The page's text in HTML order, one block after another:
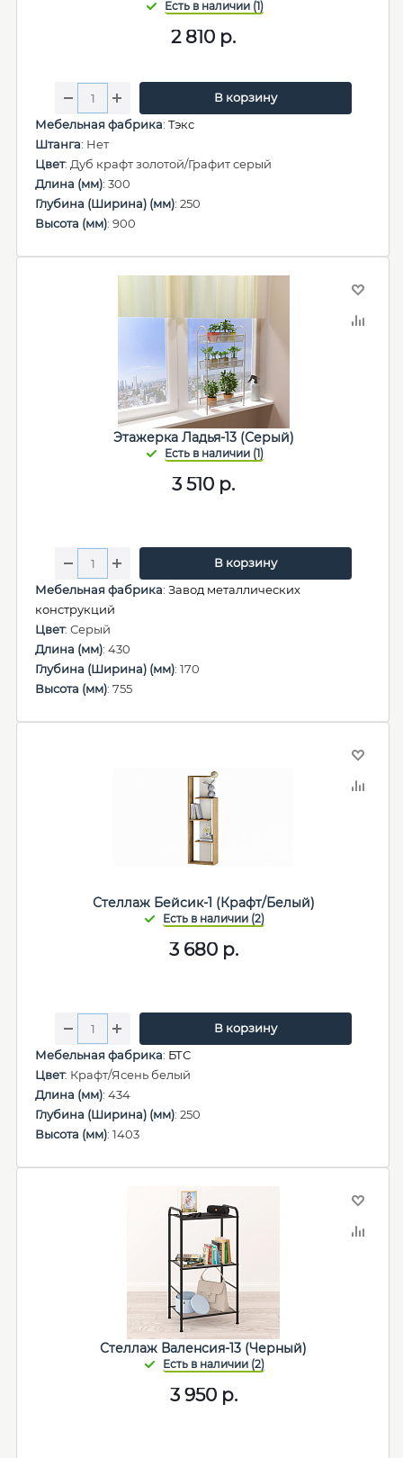
2 810 р.
В корзину
Мебельная фабрика: Тэкс
Штанга: Нет
Цвет: Дуб крафт золотой/Графит серый
Длина (мм): 300
Глубина (Ширина) (мм): 250
Высота (мм): 900
Этажерка Ладья-13 (Серый)
3 510 р.
В корзину
Мебельная фабрика: Завод металлических
конструкций
Цвет: Серый
Длина (мм): 430
Глубина (Ширина) (мм): 170
Высота (мм): 755
Стеллаж Бейсик-1 (Крафт/Белый)
3 680р.
В корзину
Мебельная фабрика: БТС
Цвет: Крафт/Ясень белый
Длина (мм): 434
Глубина (Ширина) (мм): 250
Высота (мм): 1403
Стеллаж Валенсия-13 (Черный)
3 950р.